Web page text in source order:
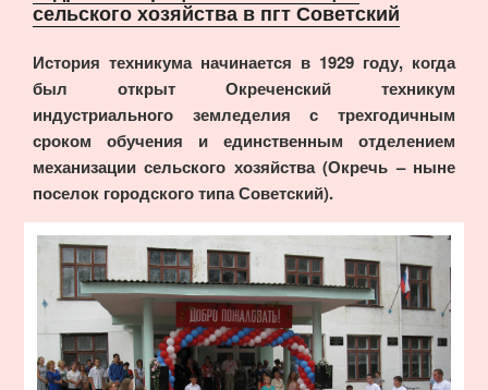
сельского хозяйства в пгт Советский
История техникума начинается в 1929 году, когда
был открыт Окреченский техникум
индустриального земледелия с трехгодичным
сроком обучения и единственным отделением
механизации сельского хозяйства (Окречь – ныне
поселок городского типа Советский).